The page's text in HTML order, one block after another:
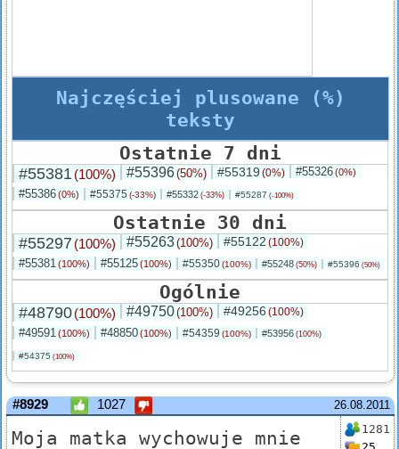
Najczęściej plusowane (%)
teksty
Ostatnie 7 dni
#55381(100%) #55396(50%) #55319 (0%) #55326(0%)
#55386(0%) #55375 (-33%) #55332 (-33%) #55287 (-100%)
Ostatnie 30 dni
#55297 (100%) #55263(100%) #55122 (100%)
#55381(100%) #55125(100%) #55350(100%) #55248 (50%) #55396 (50%)
Ogólnie
#48790(100%) #49750(100%) #49256 (100%)
#49591(100%) #48850(100%) #54359 (100%) #53956 (100%)
#54375 (100%)
26.08.2011
#8929 1027
1281
Moja matka wychowuje mnie